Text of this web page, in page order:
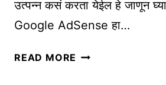
अ
व्व
ठे
उत्पन्न कसं करता येईल हे जाणून
Google AdSense हा…
READ MORE आ